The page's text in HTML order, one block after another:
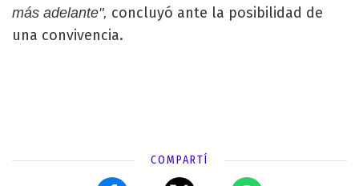
más adelante", concluyó ante la posibilidad de
una convivencia.
COMPARTÍ